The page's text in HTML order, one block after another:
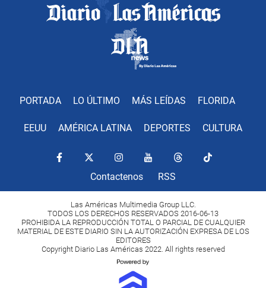
PORTADA LO ÚLTIMO MÁS LEÍDAS FLORIDA
EEUU AMÉRICA LATINA DEPORTES CULTURA
Contactenos RSS
Las Américas Multimedia Group LLC.
TODOS LOS DERECHOS RESERVADOS 2016-06-13
PROHIBIDA LA REPRODUCCIÓN TOTAL O PARCIAL DE CUALQUIER
MATERIAL DE ESTE DIARIO SIN LA AUTORIZACIÓN EXPRESA DE LOS
EDITORES
Copyright Diario Las Américas 2022. All rights reserved